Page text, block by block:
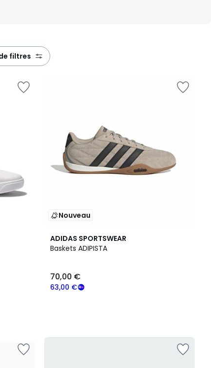
de filtres
Nouveau
ADIDAS SPORTSWEAR
Baskets ADIPISTA
63,00 €
70,00 €